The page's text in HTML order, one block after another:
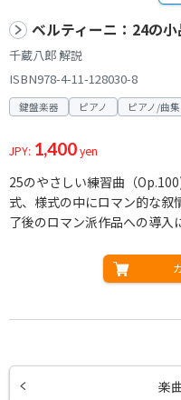
ベルティーニ：24の
千蔵八郎 解説
ISBN978-4-11-128030-8
鍵盤楽器 ピアノ ピアノ/曲
JPY: 1,400yen
25のやさしい練習曲（
式、様式の中にロマン的な
了後のロマン派作品への導入
楽